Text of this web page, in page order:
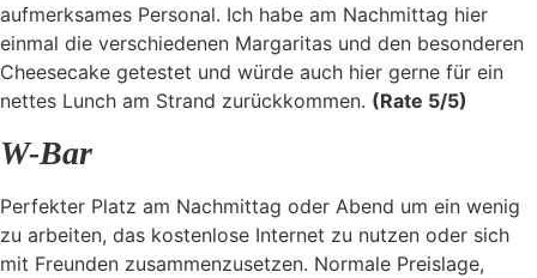
aufmerksames Personal. Ich habe am Nachmittag hier
einmal die verschiedenen Margaritas und den besonderen
Cheesecake getestet und würde auch hier gerne für ein
nettes Lunch am Strand zurückkommen. (Rate 5/5)
W-Bar
Perfekter Platz am Nachmittag oder Abend um ein wenig
zu arbeiten, das kostenlose Internet zu nutzen oder sich
mit Freunden zusammenzusetzen. Normale Preislage,